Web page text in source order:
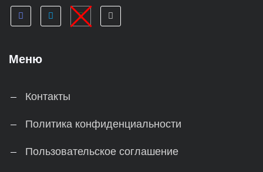
Меню
Контакты
Политика конфиденциальности
Пользовательское соглашение